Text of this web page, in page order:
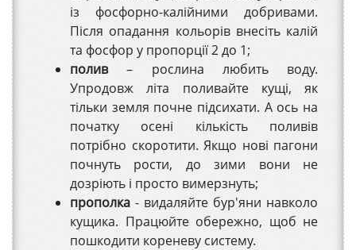
із фосфорно-калійними добривами.
Після опадання кольорів внесіть калій
та фосфор у пропорції 2 до 1;
полив– рослина любить воду.
Упродовж літа поливайте кущі, як
тільки земля почне підсихати. А ось на
початку осені кількість поливів
потрібно скоротити. Якщо нові пагони
почнуть рости, до зими вони не
дозріють і просто вимерзнуть;
прополка - видаляйте бур'яни навколо
кущика. Працюйте обережно, щоб не
пошкодити кореневу систему.